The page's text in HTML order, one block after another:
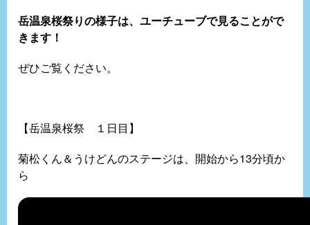
岳温泉桜祭りの様子は、ユーチューブで見ることがで
きます！
ぜひご覧ください。
【岳温泉桜祭 １日目】
菊松くん＆うけどんのステージは、開始から13分頃か
ら